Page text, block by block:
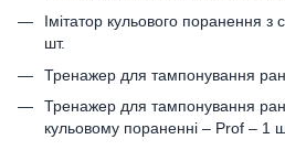
Імітатор кульового поранення з
шт.
Тренажер для тампонування
Тренажер для тампонування
кульовому пораненні – Prof – 1